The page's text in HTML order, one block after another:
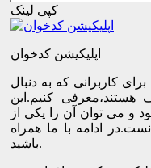
کپی لینک
اپلیکیشن کدخوان
کاربرانی که به دنبال
هستند،معرفی کنیم.این
و می توان آن را یکی از
ادامه با ما همراه
باشید.